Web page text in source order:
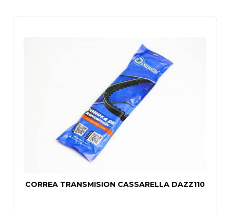
CORREA TRANSMISION CASSARELLA DAZZ110